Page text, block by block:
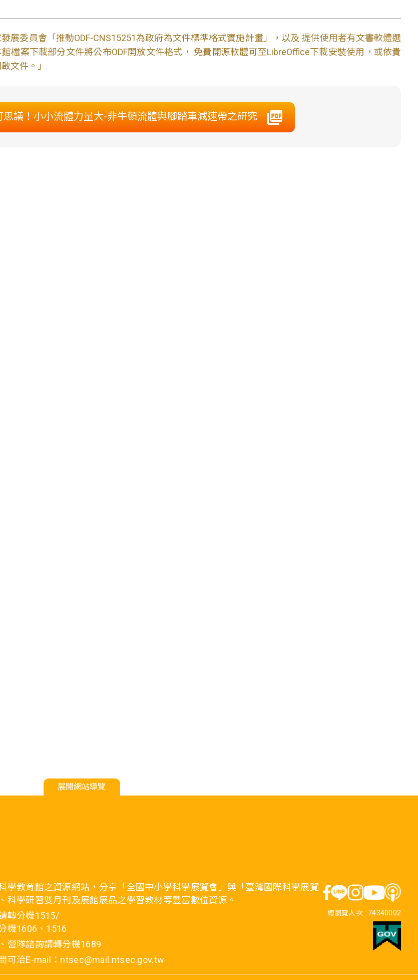
發展委員會「推動ODF-CNS15251為政府為文件標準格式實施計畫」，以及 提供使用者有文書軟體選
檔案下載部分文件將公布ODF開放文件格式， 免費開源軟體可至LibreOffice下載安裝使用，或依貴
文件。」
思議！小小流體力量大-非牛頓流體與腳踏車減速帶之研究
展開網站導覽
學教育館之資源網站，分享「全國中小學科學展覽會」與「臺灣國際科學展覽
科學研習雙月刊及展館展品之學習教材等豐富數位資源。
轉分機1515/
機1606、1516
營隊諮詢請轉分機1689
可洽E-mail：ntsec@mail.ntsec.gov.tw
總瀏覽人次 : 74340002